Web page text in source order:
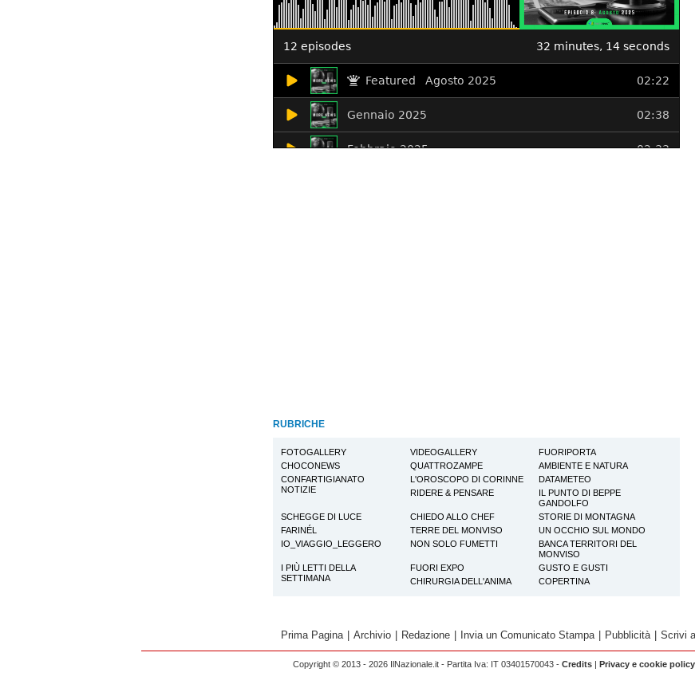
RUBRICHE
FOTOGALLERY VIDEOGALLERY
FUORIPORTA
CHOCONEWS
QUATTROZAMPE
AMBIENTE E NATURA
CONFARTIGIANATO
NOTIZIE
L'OROSCOPO DI CORINNE
DATAMETEO
RIDERE & PENSARE
IL PUNTO DI BEPPE
GANDOLFO
SCHEGGE DI LUCE
CHIEDO ALLO CHEF
STORIE DI MONTAGNA
FARINÉL
TERRE DEL MONVISO
UN OCCHIO SUL MONDO
IO_VIAGGIO_LEGGERO
NON SOLO FUMETTI
BANCA TERRITORI DEL
MONVISO
I PIÙ LETTI DELLA
SETTIMANA
FUORI EXPO
GUSTO E GUSTI
CHIRURGIA DELL'ANIMA
COPERTINA
Prima Pagina Archivio Redazione Invia un Comunicato Stampa Pubblicità Scrivi
Copyright © 2013 - 2026 IlNazionale.it - Partita Iva: IT 03401570043 - Credits | Privacy e cookie policy